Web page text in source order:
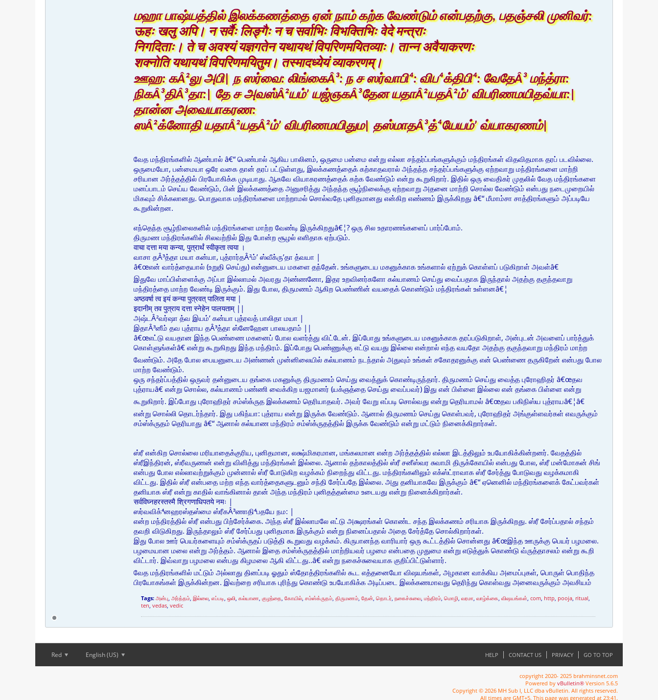
மஹா பாஷ்யத்தில் இலக்கணத்தை ஏன் நாம் கற்க வேண்டும் என்பதற்கு, பதஞ்சலி முனிவர்:
ऊहः खलु अपि। न सर्वैः लिङ्गैः न च सर्वाभिः विभक्तिभिः वेदे मन्त्राः
निगदिताः। ते च अवश्यं यज्ञगतेन यथायथं विपरिणमयितव्याः। तान्न अवैयाकरणः
शक्नोति यथायथं विपरिणमयितुम। तस्मादध्येयं व्याकरणम्।
ஊஹ: கÂ²லு அபி| ந ஸர்வை: லிங்கைÂ³: ந ச ஸர்வாபி⁴: விப⁴க்திபி⁴: வேதேÂ³ மந்த்ரா:
நிகÂ³திÂ³தா:| தே ச அவஸ்Â²யம்ʼ யஜ்ஞகÂ³தேன யதாÂ²யதÂ²ம்ʼ விபரிணமயிதவ்யா:|
தான்ன அவையாகரண:
ஸÂ²க்னோதி யதாÂ²யதÂ²ம்ʼ விபரிணமயிதும| தஸ்மாதÂ³த்⁴யேயம்ʼ வ்யாகரணம்|
வேத மந்திரங்களில் ஆண்பால் â€“ பெண்பால் ஆகிய பாலினம், ஒருமை பன்மை என்று எல்லா சந்தர்ப்பங்களுக்கும் மந்திரங்கள் விதவிதமாக தரப் படவில்லை.
ஒருமையோ, பன்மையா ஒரே வகை தான் தரப் பட்டுள்ளது, இலக்கணத்தைக் கற்காதவரால் அந்தந்த சந்தர்ப்பங்களுக்கு ஏற்றவாறு மந்திரங்களை மாற்றி
சரியான அர்த்தத்தில் பிரயோகிக்க முடியாது. ஆகவே வியாகரணத்தைக் கற்க வேண்டும் என்று கூறுகிறார். இதில் ஒரு வைதிகர் முதலில் வேத மந்திரங்களை
மனப்பாடம் செய்ய வேண்டும், பின் இலக்கணத்தை அனுசரித்து அந்தந்த சூழ்நிலைக்கு ஏற்றவாறு அதனை மாற்றி சொல்ல வேண்டும் என்பது நடைமுறையில்
மிகவும் சிக்கலானது. பொதுவாக மந்திரங்களை மாற்றாமல் சொல்வதே புனிதமானது என்கிற எண்ணம் இருக்கிறது â€“ மீமாம்சா சாத்திரங்களும் அப்படியே
கூறுகின்றன.
எந்தெந்த சூழ்நிலைகளில் மந்திரங்களை மாற்ற வேண்டி இருக்கிறதுâ€¦? ஒரு சில உதாரணங்களைப் பார்ப்போம்.
திருமண மந்திரங்களில் சிலவற்றில் இது போன்ற சூழல் எளிதாக ஏற்படும்.
वाचा दत्ता मया कन्या, पुत्रार्थं स्वीकृता त्वया ।
வாசா தÂ³த்தா மயா கன்யா, புத்ரார்தÂ²ம்ʼ ஸ்வீக்ருʼதா த்வயா |
â€œஎன் வார்த்தையால் (உறுதி செய்து) என்னுடைய மகளை தந்தேன். உங்களுடைய மகனுக்காக உங்களால் ஏற்றுக் கொள்ளப் படுகிறாள் அவள்â€
இதுவே மாப்பிள்ளைக்கு அப்பா இல்லாமல் அவரது அண்ணனோ, இதர உறவினர்களோ கல்யாணம் செய்து வைப்பதாக இருந்தால் அதற்கு தகுந்தவாறு
மந்திரத்தை மாற்ற வேண்டி இருக்கும். இது போல, திருமணம் ஆகிற பெண்ணின் வயதைக் கொண்டும் மந்திரங்கள் உள்ளனâ€¦
अष्ठवर्षा त्व इयं कन्या पुत्रवत् पालिता मया |
इदानीम् तव पुत्राय दत्ता स्नेहेन पालयताम् ||
அஷ்டÂ²வர்ஷா த்வ இயம்ʼ கன்யா புத்ரவத் பாலிதா மயா |
இதாÂ³னீம் தவ புத்ராய தÂ³த்தா ஸ்னேஹேன பாலயதாம் ||
â€œஎட்டு வயதான இந்த பெண்ணை மகனைப் போல வளர்த்து விட்டேன். இப்போது உங்களுடைய மகனுக்காக தரப்படுகிறாள், அன்புடன் அவளைப் பார்த்துக்
கொள்ளுங்கள்â€ என்று கூறுகிறது இந்த மந்திரம். இப்போது பெண்ணுக்கு எட்டு வயது இல்லை என்றால் எந்த வயதோ அதற்கு தகுந்தவாறு மந்திரம் மாற்ற
வேண்டும். அதே போல பையனுடைய அண்ணன் முன்னிலையில் கல்யாணம் நடந்தால் அதுவும் உங்கள் சகோதரனுக்கு என் பெண்ணை தருகிறேன் என்பது போல
மாற்ற வேண்டும்.
ஒரு சந்தர்ப்பத்தில் ஒருவர் தன்னுடைய தங்கை மகனுக்கு திருமணம் செய்து வைத்துக் கொண்டிருந்தார். திருமணம் செய்து வைத்த புரோஹிதர் â€œதவ
புத்ராயâ€ என்று சொல்ல, கல்யாணம் பண்ணி வைக்கிற யஜமானர் (யக்ஞத்தை செய்து வைப்பவர்) இது என் பிள்ளை இல்லை என் தங்கை பிள்ளை என்று
கூறுகிறார். இப்போது புரோஹிதர் சம்ஸ்க்ருத இலக்கணம் தெரியாதவர். அவர் வேறு எப்படி சொல்வது என்று தெரியாமல் â€œதவ பகிநிஸ்ய புத்ராயâ€¦â€
என்று சொல்லி தொடர்ந்தார். இது பகிந்யா: புத்ராய என்று இருக்க வேண்டும். ஆனால் திருமணம் செய்து கொள்பவர், புரோஹிதர் அங்குள்ளவர்கள் எவருக்கும்
சம்ஸ்க்ருதம் தெரியாது â€“ ஆனால் கல்யாண மந்திரம் சம்ஸ்க்ருதத்தில் இருக்க வேண்டும் என்று மட்டும் நினைக்கிறார்கள்.
ஸ்ரீ என்கிற சொல்லை மரியாதைக்குரிய, புனிதமான, லக்ஷ்மிகரமான, மங்கலமான என்ற அர்த்தத்தில் எல்லா இடத்திலும் உபயோகிக்கின்றனர். வேதத்தில்
ஸ்ரீஇந்திரன், ஸ்ரீவருணன் என்று விளித்து மந்திரங்கள் இல்லை. ஆனால் தற்காலத்தில் ஸ்ரீ சனீஸ்வர சுவாமி திருக்கோயில் என்பது போல, ஸ்ரீ மன்மோகன் சிங்
என்பது போல எல்லாவற்றுக்கும் முன்னால் ஸ்ரீ போடுகிற வழக்கம் நிறைந்து விட்டது. மந்திரங்களிலும் எக்ஸ்ட்ராவாக ஸ்ரீ சேர்த்து போடுவது வழக்கமாகி
விட்டது. இதில் ஸ்ரீ என்பதை மற்ற எந்த வார்த்தைகளுடனும் சந்தி சேர்ப்பதே இல்லை. அது தனியாகவே இருக்கும் â€“ ஏனெனில் மந்திரங்களைக் கேட்பவர்கள்
தனியாக ஸ்ரீ என்று காதில் வாங்கினால் தான் அந்த மந்திரம் புனிதத்தன்மை உடையது என்று நினைக்கிறார்கள்.
सर्वविघ्नहरस्तस्मै श्रिगणाधिपतये नमः |
ஸர்வவிக்⁴னஹரஸ்தஸ்மை ஸ்ரீகÂ³ணாதி⁴பதயே நம: |
என்ற மந்திரத்தில் ஸ்ரீ என்பது பிற்சேர்க்கை. அந்த ஸ்ரீ இல்லாமலே எட்டு அக்ஷரங்கள் கொண்ட சந்த இலக்கணம் சரியாக இருக்கிறது. ஸ்ரீ சேர்ப்பதால் சந்தம்
தவறி விடுகிறது. இருந்தாலும் ஸ்ரீ சேர்ப்பது புனிதமாக இருக்கும் என்று நினைப்பதால் அதை சேர்த்தே சொல்கிறார்கள்.
இது போல ஊர் பெயர்களையும் சம்ஸ்க்ருதப் படுத்தி கூறுவது வழக்கம். கிருபானந்த வாரியார் ஒரு கூட்டத்தில் சொன்னது â€œஇந்த ஊருக்கு பெயர் பழமலை.
பழமையான மலை என்று அர்த்தம். ஆனால் இதை சம்ஸ்க்ருதத்தில் மாற்றியவர் பழமை என்பதை முதுமை என்று எடுத்துக் கொண்டு வ்ருத்தாசலம் என்று கூறி
விட்டார். இவ்வாறு பழமலை என்பது கிழமலை ஆகி விட்டது..â€ என்று நகைச்சுவையாக குறிப்பிட்டுள்ளார்.
வேத மந்திரங்களில் மட்டும் அல்லாது தினப்படி ஓதும் ஸ்தோத்திரங்களில் கூட எத்தனையோ விஷயங்கள், அழகான வாக்கிய அமைப்புகள், பொருள் பொதிந்த
பிரயோகங்கள் இருக்கின்றன. இவற்றை சரியாக புரிந்து கொண்டு உபயோகிக்க அடிப்படை இலக்கணமாவது தெரிந்து கொள்வது அனைவருக்கும் அவசியம்
Tags: அன்பு அர்த்தம் இல்லை எப்படி ஒலி கல்யாண குழந்தை கோயில் சம்ஸ்க்ருதம் திருமணம் தேன் தொடர் நகைச்சுவை மந்திரம் மொழி வரமா வாழ்க்கை விஷயங்கள் com http pooja ritual
ten vedas vedic
Red English (US) HELP CONTACT US PRIVACY GO TO TOP
copyright 2020- 2025 brahminsnet.com
Powered by vBulletin® Version 5.6.5
Copyright © 2026 MH Sub I, LLC dba vBulletin. All rights reserved.
All times are GMT+5. This page was generated at 23:41.